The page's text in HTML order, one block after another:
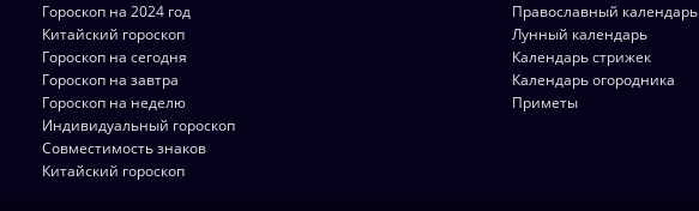
Гороскоп на 2024 год
Китайский гороскоп
Гороскоп на сегодня
Гороскоп на завтра
Гороскоп на неделю
Индивидуальный гороскоп
Совместимость знаков
Китайский гороскоп
Православный календарь
Лунный календарь
Календарь стрижек
Календарь огородника
Приметы